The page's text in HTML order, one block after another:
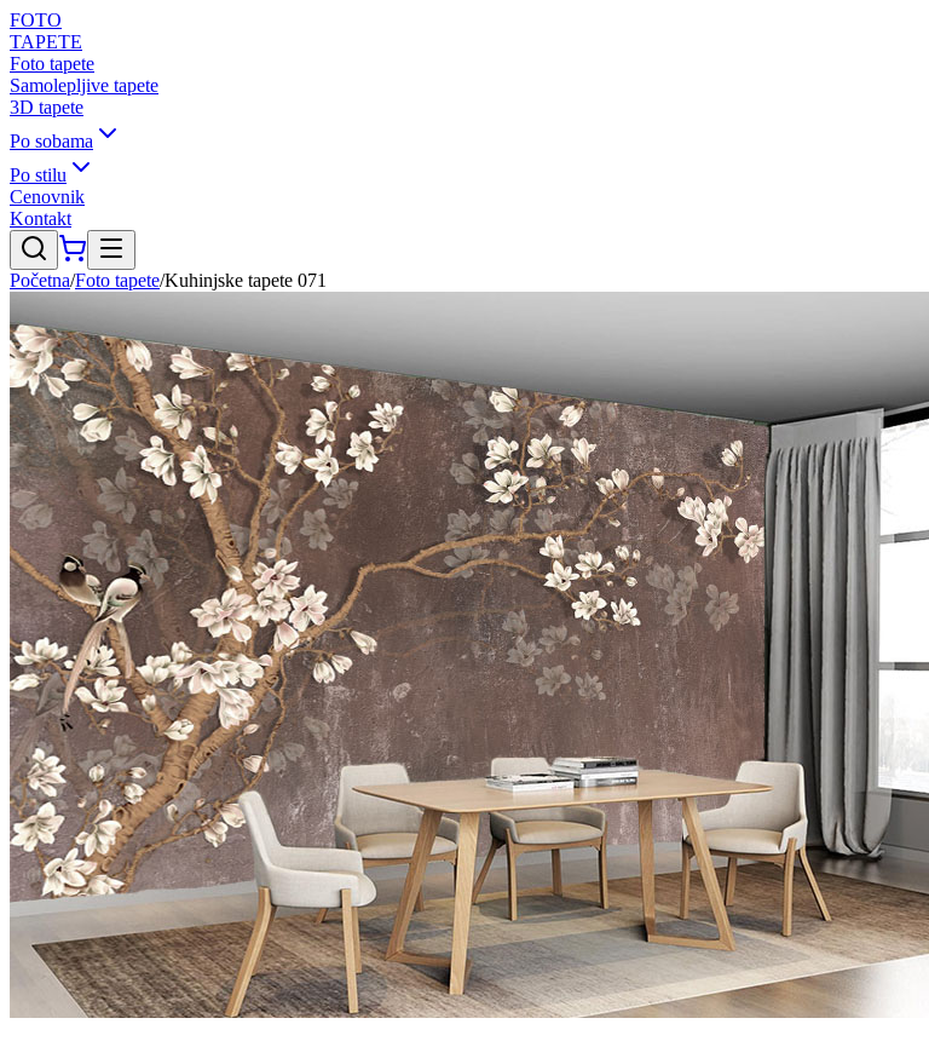
FOTO
TAPETE
Foto tapete
Samolepljive tapete
3D tapete
Po sobama
Po stilu
Cenovnik
Kontakt
Početna/Foto tapete/Kuhinjske tapete 071